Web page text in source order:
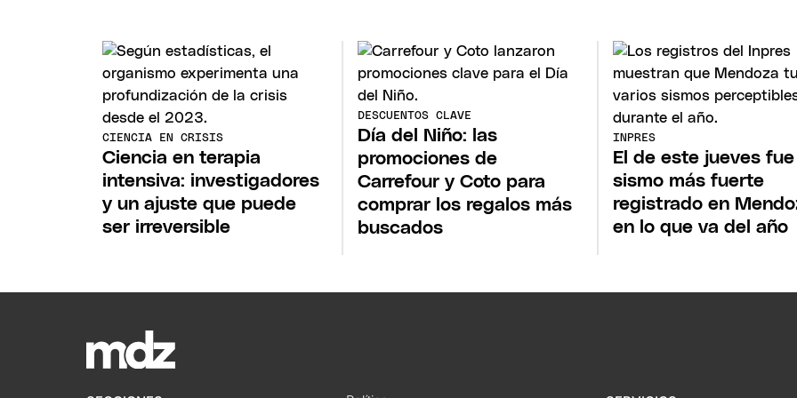
CIENCIA EN CRISIS
Ciencia en terapia
intensiva: investigadores
y un ajuste que puede
ser irreversible
DESCUENTOS CLAVE
Día del Niño: las
promociones de
Carrefour y Coto para
comprar los regalos más
buscados
INPRES
El de este jueves fue
sismo más fuerte
registrado en
en lo que va del año